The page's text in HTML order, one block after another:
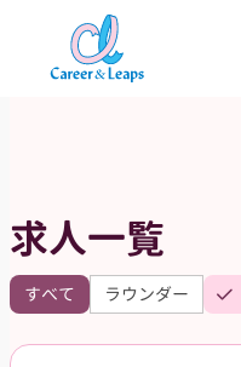
ッ
プ
求人一覧
すべて ラウンダー